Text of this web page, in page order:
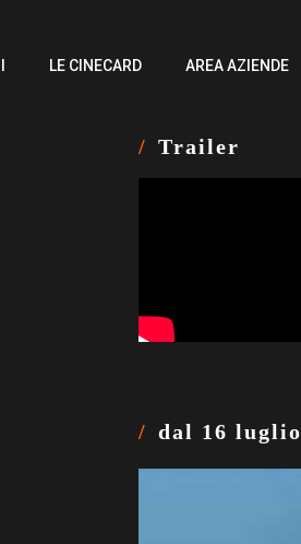
LE CINECARD AREA AZIENDE
Trailer
dal 16 luglio